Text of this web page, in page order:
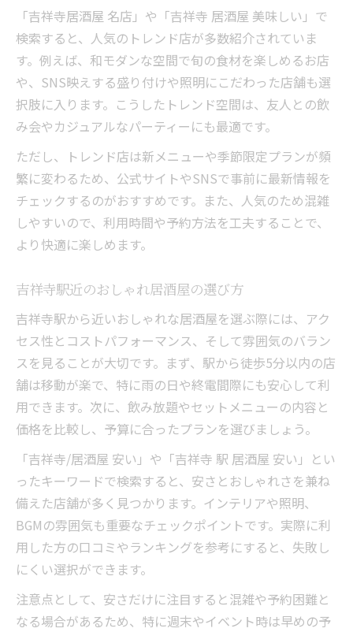
「吉祥寺居酒屋 名店」や「吉祥寺 居酒屋 美味しい」で
検索すると、人気のトレンド店が多数紹介されていま
す。例えば、和モダンな空間で旬の食材を楽しめるお店
や、SNS映えする盛り付けや照明にこだわった店舗も選
択肢に入ります。こうしたトレンド空間は、友人との飲
み会やカジュアルなパーティーにも最適です。
ただし、トレンド店は新メニューや季節限定プランが頻
繁に変わるため、公式サイトやSNSで事前に最新情報を
チェックするのがおすすめです。また、人気のため混雑
しやすいので、利用時間や予約方法を工夫することで、
より快適に楽しめます。
吉祥寺駅近のおしゃれ居酒屋の選び方
吉祥寺駅から近いおしゃれな居酒屋を選ぶ際には、アク
セス性とコストパフォーマンス、そして雰囲気のバラン
スを見ることが大切です。まず、駅から徒歩5分以内の店
舗は移動が楽で、特に雨の日や終電間際にも安心して利
用できます。次に、飲み放題やセットメニューの内容と
価格を比較し、予算に合ったプランを選びましょう。
「吉祥寺/居酒屋 安い」や「吉祥寺 駅 居酒屋 安い」とい
ったキーワードで検索すると、安さとおしゃれさを兼ね
備えた店舗が多く見つかります。インテリアや照明、
BGMの雰囲気も重要なチェックポイントです。実際に利
用した方の口コミやランキングを参考にすると、失敗し
にくい選択ができます。
注意点として、安さだけに注目すると混雑や予約困難と
なる場合があるため、特に週末やイベント時は早めの予